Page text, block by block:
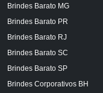
Brindes Barato MG
Brindes Barato PR
Brindes Barato RJ
Brindes Barato SC
Brindes Barato SP
Brindes Corporativos BH